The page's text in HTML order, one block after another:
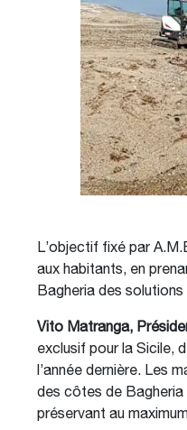
L’objectif fixé par
aux habitants, en
Bagheria des
Vito Matranga,
exclusif pour la Sicile,
l’année dernière. Les
des côtes de
préservant au